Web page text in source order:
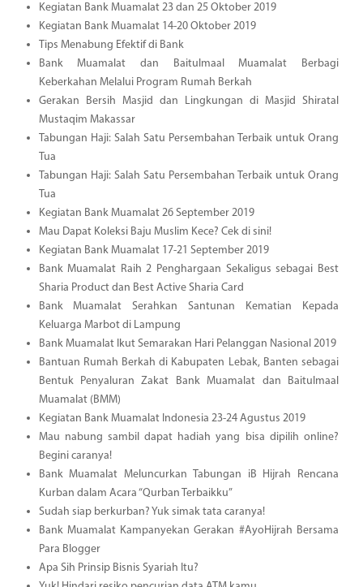
Kegiatan Bank Muamalat 23 dan 25 Oktober 2019
Kegiatan Bank Muamalat 14-20 Oktober 2019
Tips Menabung Efektif di Bank
Bank Muamalat dan Baitulmaal Muamalat Berbagi
Keberkahan Melalui Program Rumah Berkah
Gerakan Bersih Masjid dan Lingkungan di Masjid Shiratal
Mustaqim Makassar
Tabungan Haji: Salah Satu Persembahan Terbaik untuk Orang
Tua
Tabungan Haji: Salah Satu Persembahan Terbaik untuk Orang
Tua
Kegiatan Bank Muamalat 26 September 2019
Mau Dapat Koleksi Baju Muslim Kece? Cek di sini!
Kegiatan Bank Muamalat 17-21 September 2019
Bank Muamalat Raih 2 Penghargaan Sekaligus sebagai Best
Sharia Product dan Best Active Sharia Card
Bank Muamalat Serahkan Santunan Kematian Kepada
Keluarga Marbot di Lampung
Bank Muamalat Ikut Semarakan Hari Pelanggan Nasional 2019
Bantuan Rumah Berkah di Kabupaten Lebak, Banten sebagai
Bentuk Penyaluran Zakat Bank Muamalat dan Baitulmaal
Muamalat (BMM)
Kegiatan Bank Muamalat Indonesia 23-24 Agustus 2019
Mau nabung sambil dapat hadiah yang bisa dipilih online?
Begini caranya!
Bank Muamalat Meluncurkan Tabungan iB Hijrah Rencana
Kurban dalam Acara “Qurban Terbaikku”
Sudah siap berkurban? Yuk simak tata caranya!
Bank Muamalat Kampanyekan Gerakan #AyoHijrah Bersama
Para Blogger
Apa Sih Prinsip Bisnis Syariah Itu?